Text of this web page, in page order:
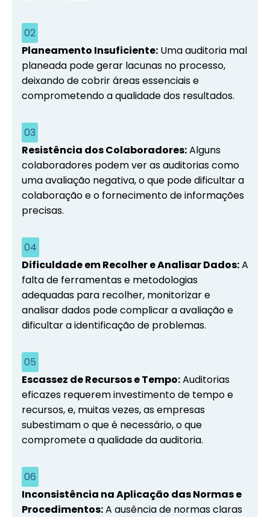
02
Planeamento Insuficiente: Uma auditoria mal
planeada pode gerar lacunas no processo,
deixando de cobrir áreas essenciais e
comprometendo a qualidade dos resultados.
03
Resistência dos Colaboradores:Alguns
colaboradores podem ver as auditorias como
uma avaliação negativa, o que pode dificultar a
colaboração e o fornecimento de informações
precisas.
04
Dificuldade em Recolher e Analisar Dados:A
falta de ferramentas e metodologias
adequadas para recolher, monitorizar e
analisar dados pode complicar a avaliação e
dificultar a identificação de problemas.
05
Escassez de Recursos e Tempo:Auditorias
eficazes requerem investimento de tempo e
recursos, e, muitas vezes, as empresas
subestimam o que é necessário, o que
compromete a qualidade da auditoria.
06
Inconsistência na Aplicação das Normas e
Procedimentos:A ausência de normas claras